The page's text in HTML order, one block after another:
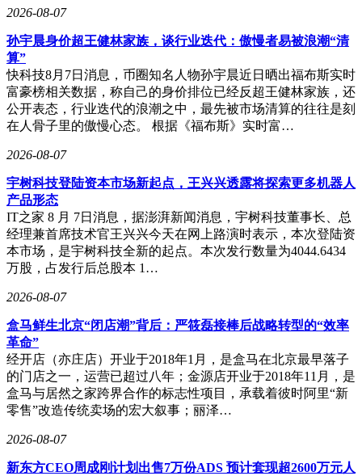
击。新的技术降低了视觉表达的门槛，这是大模型能力升级的
图片泛滥的当下，重建公众的图像真实信任，比更快地将图片
交付给用户更加重要。
2026-08-07
孙宇晨身价超王健林家族，谈行业迭代：傲慢者易被浪潮“清
算”
快科技8月7日消息，币圈知名人物孙宇晨近日晒出福布斯实时
富豪榜相关数据，称自己的身价排位已经反超王健林家族，还
公开表态，行业迭代的浪潮之中，最先被市场清算的往往是刻
在人骨子里的傲慢心态。 根据《福布斯》实时富…
2026-08-07
宇树科技登陆资本市场新起点，王兴兴透露将探索更多机器人
产品形态
IT之家 8 月 7日消息，据澎湃新闻消息，宇树科技董事长、总
经理兼首席技术官王兴兴今天在网上路演时表示，本次登陆资
本市场，是宇树科技全新的起点。本次发行数量为4044.6434
万股，占发行后总股本 1…
2026-08-07
盒马鲜生北京“闭店潮”背后：严筱磊接棒后战略转型的“效率
革命”
经开店（亦庄店）开业于2018年1月，是盒马在北京最早落子
的门店之一，运营已超过八年；金源店开业于2018年11月，是
盒马与居然之家跨界合作的标志性项目，承载着彼时阿里“新
零售”改造传统卖场的宏大叙事；丽泽…
2026-08-07
新东方CEO周成刚计划出售7万份ADS 预计套现超2600万元人